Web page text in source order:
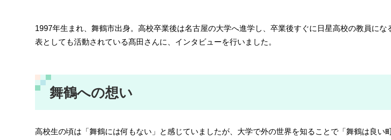
1997年生まれ、舞鶴市出身。高校卒業後は名古屋の大学へ進学し、卒業後すぐに日星高校の教員にな
表としても活動されている髙田さんに、インタビューを行いました。
舞鶴への想い
高校生の頃は「舞鶴には何もない」と感じていましたが、大学で外の世界を知ることで「舞鶴は良い